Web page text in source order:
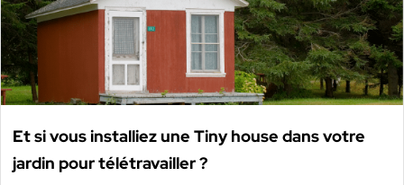
Et si vous installiez une Tiny house dans votre
jardin pour télétravailler ?